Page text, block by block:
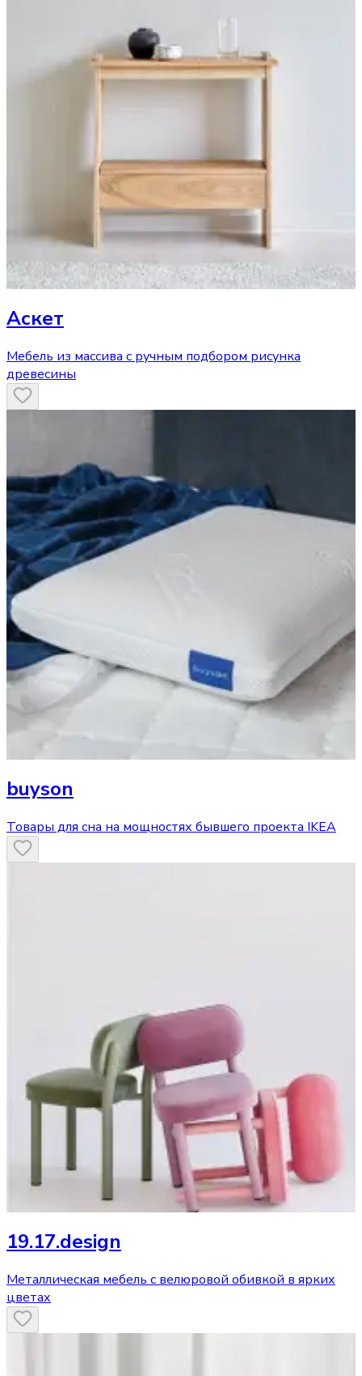
Аскет
Мебель из массива с ручным подбором рисунка
древесины
buyson
Товары для сна на мощностях бывшего проекта IKEA
19.17.design
Металлическая мебель с велюровой обивкой в ярких
цветах